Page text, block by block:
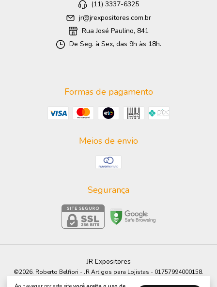
(11) 3337-6325
jr@jrexpositores.com.br
Rua José Paulino, 841
De Seg. à Sex, das 9h às 18h.
Formas de pagamento
Meios de envio
Segurança
JR Expositores
©2026. Roberto Belfiori - JR Artigos para Lojistas - 01757994000158.